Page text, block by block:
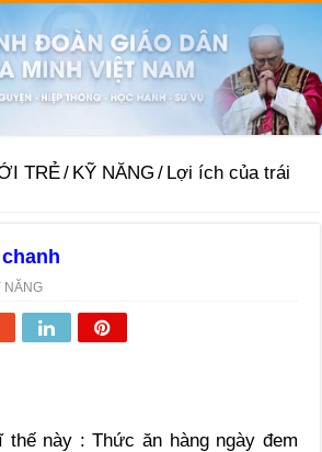
TRẺ/ KỸ NĂNG / Lợi ích của trái
NĂNG
thế này : Thức ăn hàng ngày đem